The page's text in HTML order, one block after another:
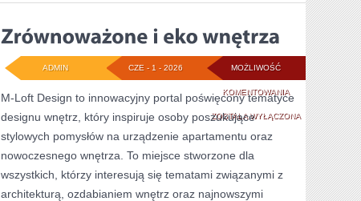
MOŻLIWOŚĆ
KOMENTOWANIAZRÓWNOWAŻONE
I
EKO
WNĘTRZA
ZOSTAŁA WYŁĄCZONA
CZE - 1 - 2026
ADMIN
M-Loft Design to innowacyjny portal poświęcony tematyce
designu wnętrz, który inspiruje osoby poszukujące
stylowych pomysłów na urządzenie apartamentu oraz
nowoczesnego wnętrza. To miejsce stworzone dla
wszystkich, którzy interesują się tematami związanymi z
architekturą, ozdabianiem wnętrz oraz najnowszymi